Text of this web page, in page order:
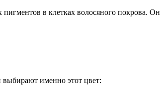
пигментов в клетках волосяного покрова.
выбирают именно этот цвет: